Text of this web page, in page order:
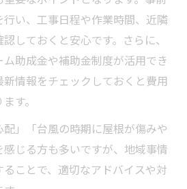
い、工事日程や作業時間、近隣
しておくと安心です。さらに、
助成金や補助金制度が活用でき
情報をチェックしておくと費用
す。
配」「台風の時期に屋根が傷みや
じる方も多いですが、地域事情
ことで、適切なアドバイスや対